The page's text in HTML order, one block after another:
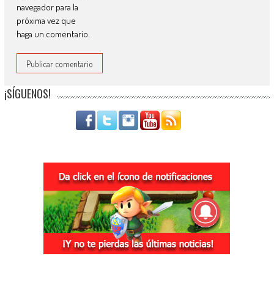
navegador para la
próxima vez que
haga un comentario.
¡SÍGUENOS!